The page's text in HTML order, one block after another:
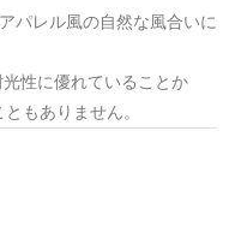
パレル風の自然な風合いに
性に優れていることか
もありません。